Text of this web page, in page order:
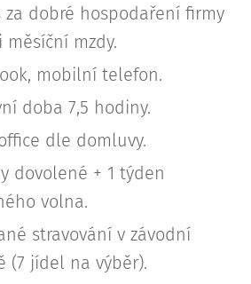
za dobré hospodaření firmy
měsíční mzdy.
mobilní telefon.
doba 7,5 hodiny.
dle domluvy.
dovolené + 1 týden
volna.
stravování v závodní
(7 jídel na výběr).